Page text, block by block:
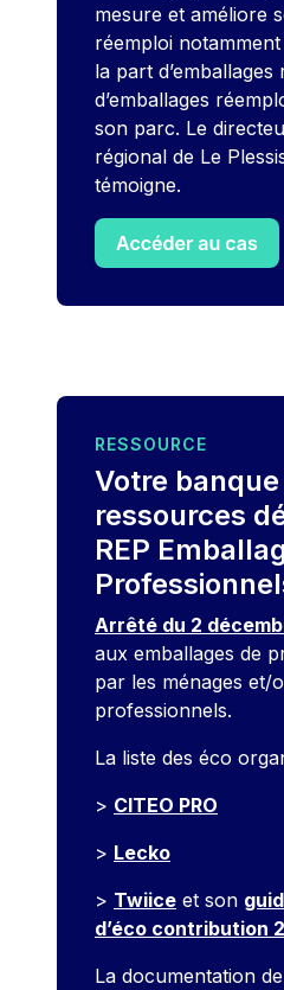
mesure et améliore
réemploi
la part
d’emballages
son parc. Le
régional de Le
témoigne.
RESSOURCE
Votre banque
ressources
REP
Arrêté du 2
aux emballages de
par les ménages et/
professionnels.
La liste des éco
> CITEO PRO
> Lecko
> Twiice et son
d’éco contribution
La documentation